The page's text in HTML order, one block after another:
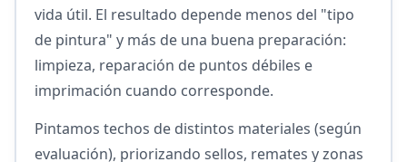
vida útil. El resultado depende menos del "tipo
de pintura" y más de una buena preparación:
limpieza, reparación de puntos débiles e
imprimación cuando corresponde.
Pintamos techos de distintos materiales (según
evaluación), priorizando sellos, remates y zonas